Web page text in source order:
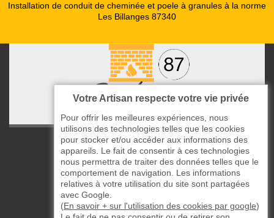
Installation de conduit de cheminée et poele à granules à la norme
Les Billanges 87340
ccas le Bourg
87220 Boisseuil
05 33 06 14 49
06 37 57 44 80
Votre Artisan respecte votre vie privée
Pour offrir les meilleures expériences, nous
utilisons des technologies telles que les cookies
pour stocker et/ou accéder aux informations des
appareils. Le fait de consentir à ces technologies
nous permettra de traiter des données telles que le
comportement de navigation. Les informations
relatives à votre utilisation du site sont partagées
avec Google.
(En savoir + sur l'utilisation des cookies par google)